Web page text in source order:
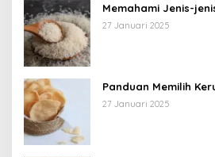
Memahami Jenis-
27 Januari 2025
Panduan Memilih
27 Januari 2025